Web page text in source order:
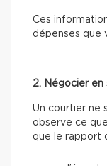
Ces
dépenses que
2. Négocier en
Un courtier ne
observe ce
que le rapport